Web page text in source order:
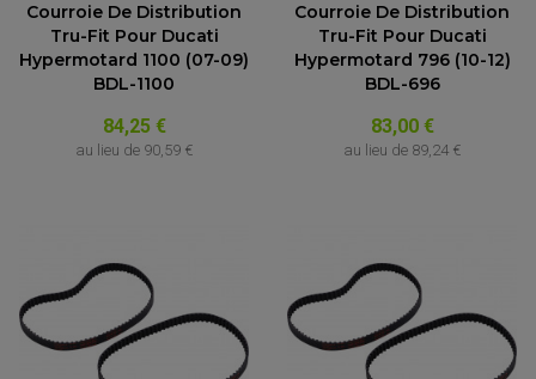
Courroie De Distribution
Tru-Fit Pour Ducati
Hypermotard 1100 (07-09)
BDL-1100
84,25 €
au lieu de 90,59 €
Courroie De Distribution
Tru-Fit Pour Ducati
Hypermotard 796 (10-12)
BDL-696
83,00 €
au lieu de 89,24 €